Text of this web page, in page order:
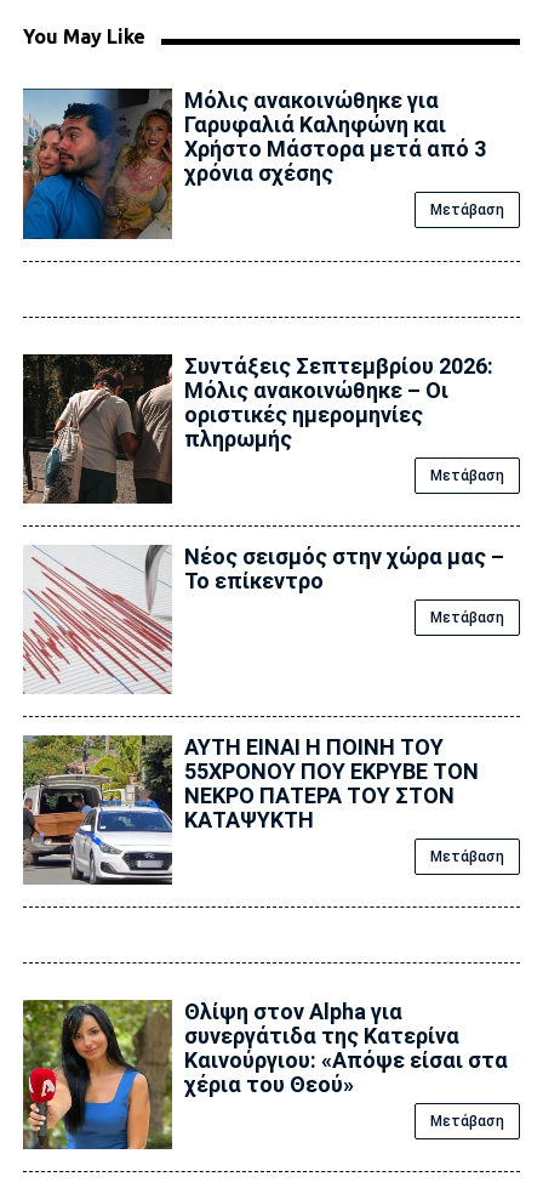
You May Like
Μόλις ανακοινώθηκε για
Γαρυφαλιά Καληφώνη και
Χρήστο Μάστορα μετά από 3
χρόνια σχέσης
Μετάβαση
Συντάξεις Σεπτεμβρίου 2026:
Μόλις ανακοινώθηκε – Οι
οριστικές ημερομηνίες
πληρωμής
Μετάβαση
Νέος σεισμός στην χώρα μας –
Το επίκεντρο
Μετάβαση
ΑΥΤΗ ΕΙΝΑΙ Η ΠΟΙΝΗ ΤΟΥ
55ΧΡΟΝΟΥ ΠΟΥ ΕΚΡΥΒΕ ΤΟΝ
ΝΕΚΡΟ ΠΑΤΕΡΑ ΤΟΥ ΣΤΟΝ
ΚΑΤΑΨΥΚΤΗ
Μετάβαση
Θλίψη στον Alpha για
συνεργάτιδα της Κατερίνα
Καινούργιου: «Απόψε είσαι στα
χέρια του Θεού»
Μετάβαση